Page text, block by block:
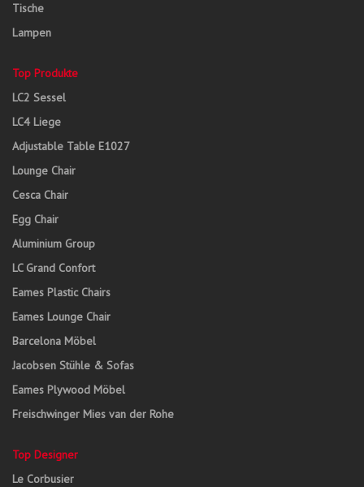
Tische
Lampen
Top Produkte
LC2 Sessel
LC4 Liege
Adjustable Table E1027
Lounge Chair
Cesca Chair
Egg Chair
Aluminium Group
LC Grand Confort
Eames Plastic Chairs
Eames Lounge Chair
Barcelona Möbel
Jacobsen Stühle & Sofas
Eames Plywood Möbel
Freischwinger Mies van der Rohe
Top Designer
Le Corbusier